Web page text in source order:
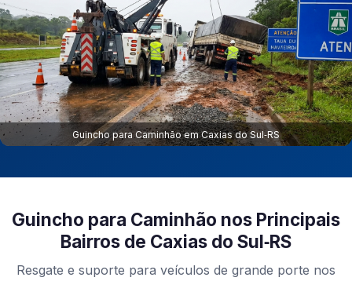
Guincho para Caminhão em Caxias do Sul‑RS
Guincho para Caminhão nos Principais
Bairros de Caxias do Sul‑RS
Resgate e suporte para veículos de grande porte nos